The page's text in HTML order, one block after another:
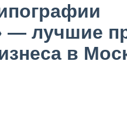
— лучшие
в